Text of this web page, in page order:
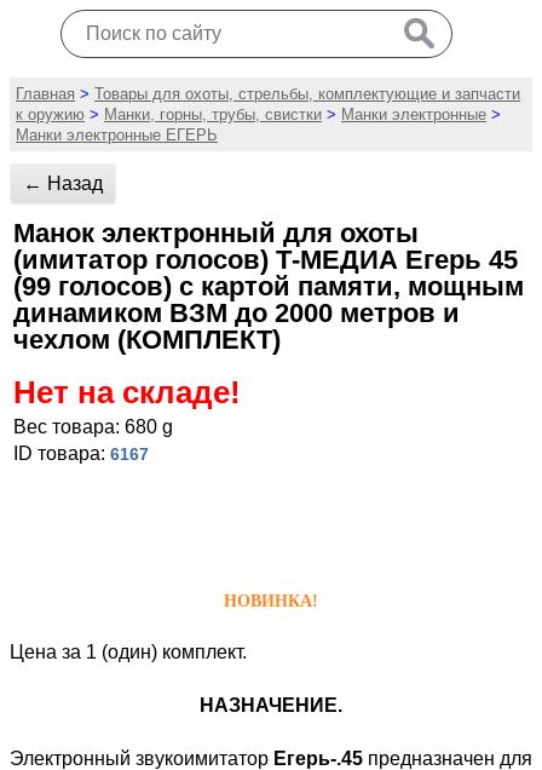
Главная > Товары для охоты, стрельбы, комплектующие и запчасти
к оружию > Манки, горны, трубы, свистки > Манки электронные >
Манки электронные ЕГЕРЬ
← Назад
Манок электронный для охоты
(имитатор голосов) Т-МЕДИА Егерь 45
(99 голосов) с картой памяти, мощным
динамиком ВЗМ до 2000 метров и
чехлом (КОМПЛЕКТ)
Нет на складе!
Вес товара: 680 g
ID товара: 6167
НОВИНКА!
Цена за 1 (один) комплект.
НАЗНАЧЕНИЕ.
Электронный звукоимитатор Егерь-.45 предназначен для